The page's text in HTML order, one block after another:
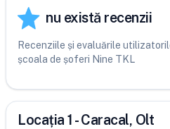
nu există recenzii
Recenziile și evaluările
școala de șoferi Nine TKL
Locația 1 - Caracal, Olt